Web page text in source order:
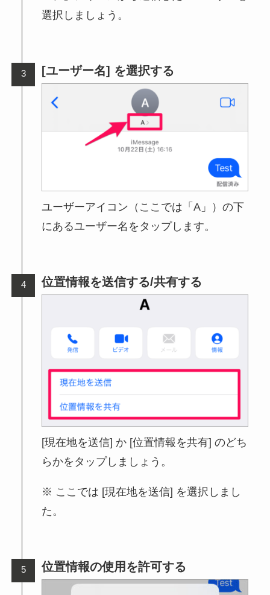
選択しましょう。
[ユーザー名] を選択する
ユーザーアイコン（ここでは「A」）の下
にあるユーザー名をタップします。
位置情報を送信する/共有する
[現在地を送信] か [位置情報を共有] のどち
らかをタップしましょう。
ここでは [現在地を送信] を選択しまし
た。
位置情報の使用を許可する